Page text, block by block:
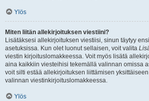
Ylös
Miten liitän allekirjoituksen viestiini?
Lisätäksesi allekirjoituksen viestiisi, sinun täytyy
asetuksissa. Kun olet luonut sellaisen, voit valita
viestin kirjoituslomakkeessa. Voit myös lisätä
aina kaikkiin viesteihisi tekemällä valinnan omissa
voit silti estää allekirjoituksen liittämisen
valinnan viestinkirjoituslomakkeessa.
Ylös